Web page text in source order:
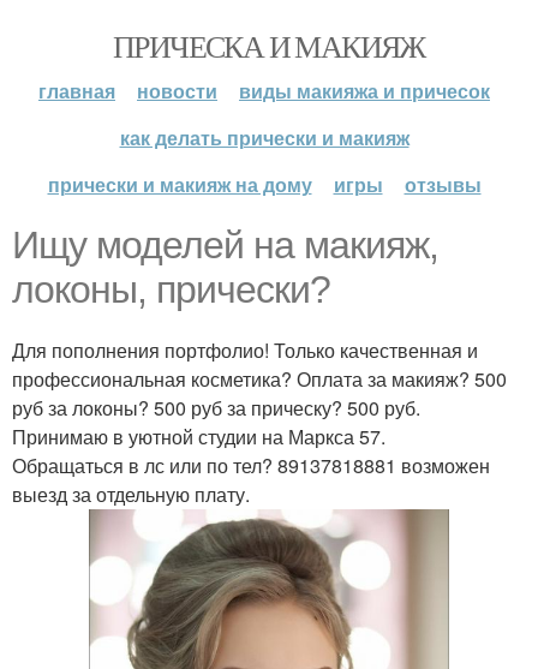
ПРИЧЕСКА И МАКИЯЖ
главная новости
виды макияжа и причесок
как делать прически и макияж
прически и макияж на дому
игры отзывы
Ищу моделей на макияж,
локоны, прически?
Для пополнения портфолио! Только качественная и
профессиональная косметика? Оплата за макияж? 500
руб за локоны? 500 руб за прическу? 500 руб.
Принимаю в уютной студии на Маркса 57.
Обращаться в лс или по тел? 89137818881 возможен
выезд за отдельную плату.